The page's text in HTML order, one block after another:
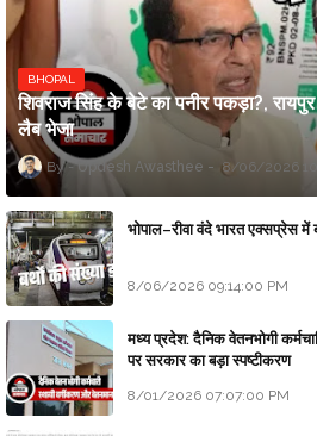
BHOPAL
शिवराज सिंह के बेटे का पनीर पकड़ा?,
लैब भेजा
Updesh Awasthee 8/06/2026
भोपाल–रीवा वंदे भारत एक्सप्रेस में
8/06/2026 09:14:00 PM
मध्य प्रदेश: दैनिक वेतनभोगी
पर सरकार का बड़ा स्पष्टीकरण
8/01/2026 07:07:00 PM